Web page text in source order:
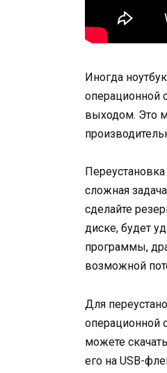
Иногда
операционной
выходом. Это
сложная
сделайте
диске, будет
программы,
возможной
Для
операционной
можете
его на USB-